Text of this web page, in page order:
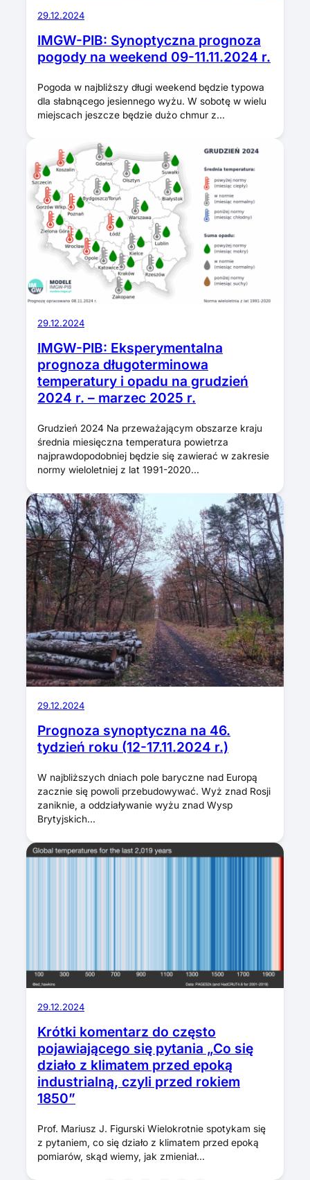
29.12.2024
IMGW-PIB: Synoptyczna prognoza
pogody na weekend 09-11.11.2024 r.
Pogoda w najbliższy długi weekend będzie typowa
dla słabnącego jesiennego wyżu. W sobotę w wielu
miejscach jeszcze będzie dużo chmur z…
29.12.2024
IMGW-PIB: Eksperymentalna
prognoza długoterminowa
temperatury i opadu na grudzień
2024 r. – marzec 2025 r.
Grudzień 2024 Na przeważającym obszarze kraju
średnia miesięczna temperatura powietrza
najprawdopodobniej będzie się zawierać w zakresie
normy wieloletniej z lat 1991-2020…
29.12.2024
Prognoza synoptyczna na 46.
tydzień roku (12-17.11.2024 r.)
W najbliższych dniach pole baryczne nad Europą
zacznie się powoli przebudowywać. Wyż znad Rosji
zaniknie, a oddziaływanie wyżu znad Wysp
Brytyjskich…
29.12.2024
Krótki komentarz do często
pojawiającego się pytania „Co się
działo z klimatem przed epoką
industrialną, czyli przed rokiem
1850”
Prof. Mariusz J. Figurski Wielokrotnie spotykam się
z pytaniem, co się działo z klimatem przed epoką
pomiarów, skąd wiemy, jak zmieniał…